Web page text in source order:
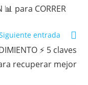
para CORRER
entrada
⚡ 5 claves
recuperar mejor